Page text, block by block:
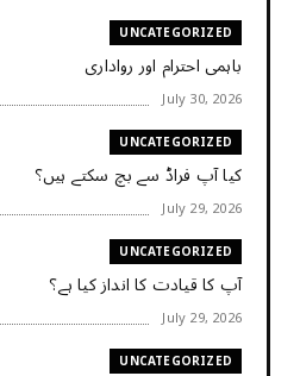
UNCATEGORIZED
باہمی احترام اور رواداری
July 30, 2026
UNCATEGORIZED
کیا آپ فراڈ سے بچ سکتے ہیں؟
July 29, 2026
UNCATEGORIZED
آپ کا قیادت کا انداز کیا ہے؟
July 29, 2026
UNCATEGORIZED